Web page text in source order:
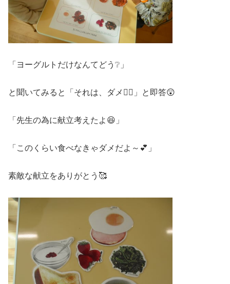
「ヨーグルトだけなんてどう❔」
と聞いてみると「それは、ダメ🙅‍♀️」と即答😲
「先生の為に献立考えたよ😆」
「このくらい食べなきゃダメだよ～💕」
素敵な献立をありがとう🥰